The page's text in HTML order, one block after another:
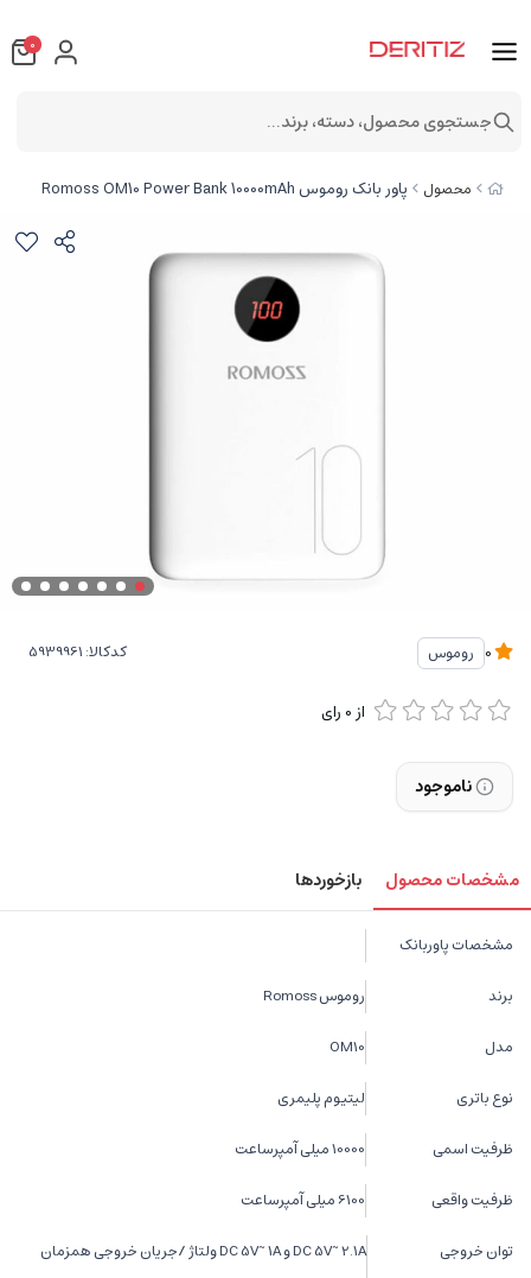
محصول پاور بانک روموس Romoss OM10 Power Bank 10000mAh
روموس کدکالا:
از0 رای
ناموجود
مشخصات محصول بازخوردها
مشخصات پاوربانک
برند روموس Romoss
مدل OM10
نوع باتری لیتیوم پلیمری
ظرفیت اسمی 10000 میلی آمپرساعت
ظرفیت واقعی 6100 میلی آمپرساعت
توان خروجی
DC 5V~ 2.1A و DC 5V~ 1A ولتاژ /جریان خروجی همزمان
0
جستجوی محصول، دسته، برند...